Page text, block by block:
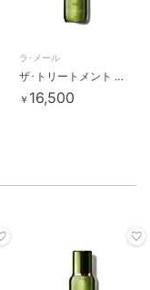
ラ･メール
ザ･トリートメント ローション
￥ 16,500